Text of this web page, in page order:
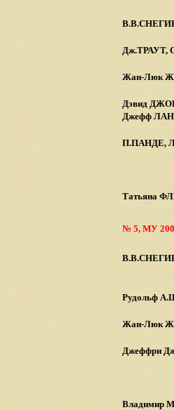
Дж.ТРАУТ,
Жан-Люк
Дэвид
Джефф
П.ПАНДЕ,
Татьяна
№ 5, МУ
Рудольф
Жан-Люк
Джеффри